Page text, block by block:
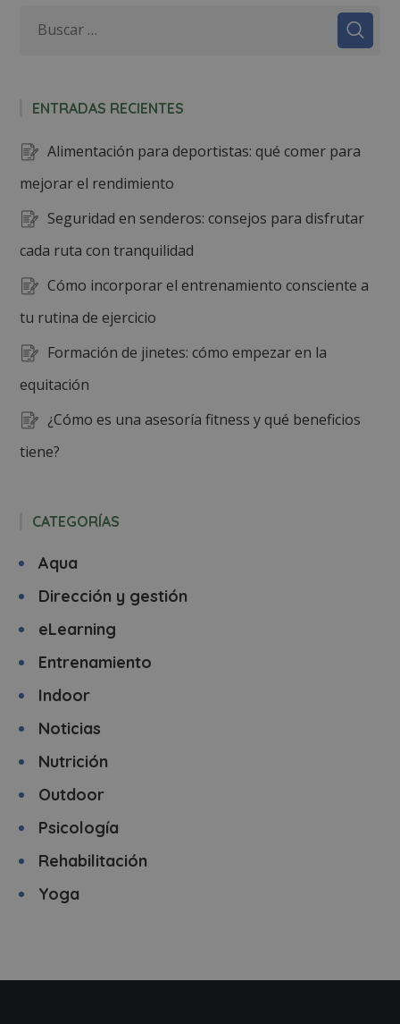
ENTRADAS RECIENTES
Alimentación para deportistas: qué comer para
mejorar el rendimiento
Seguridad en senderos: consejos para disfrutar
cada ruta con tranquilidad
Cómo incorporar el entrenamiento consciente a
tu rutina de ejercicio
Formación de jinetes: cómo empezar en la
equitación
¿Cómo es una asesoría fitness y qué beneficios
tiene?
CATEGORÍAS
Aqua
Dirección y gestión
eLearning
Entrenamiento
Indoor
Noticias
Nutrición
Outdoor
Psicología
Rehabilitación
Yoga